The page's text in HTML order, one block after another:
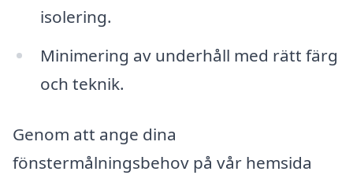
isolering.
Minimering av underhåll med rätt färg
och teknik.
Genom att ange dina
fönstermålningsbehov på vår hemsida